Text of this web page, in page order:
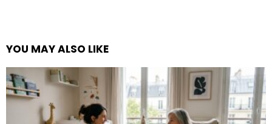
YOU MAY ALSO LIKE